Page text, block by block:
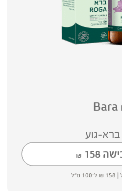
גוע
₪ 158
₪ 158 ל־100 מ"ל